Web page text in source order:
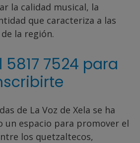
la calidad musical, la
que caracteriza a las
la región.
5817 7524 para
de La Voz de Xela se ha
un espacio para promover el
los quetzaltecos,